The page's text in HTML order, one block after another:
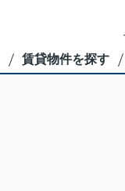
賃貸物件を探す